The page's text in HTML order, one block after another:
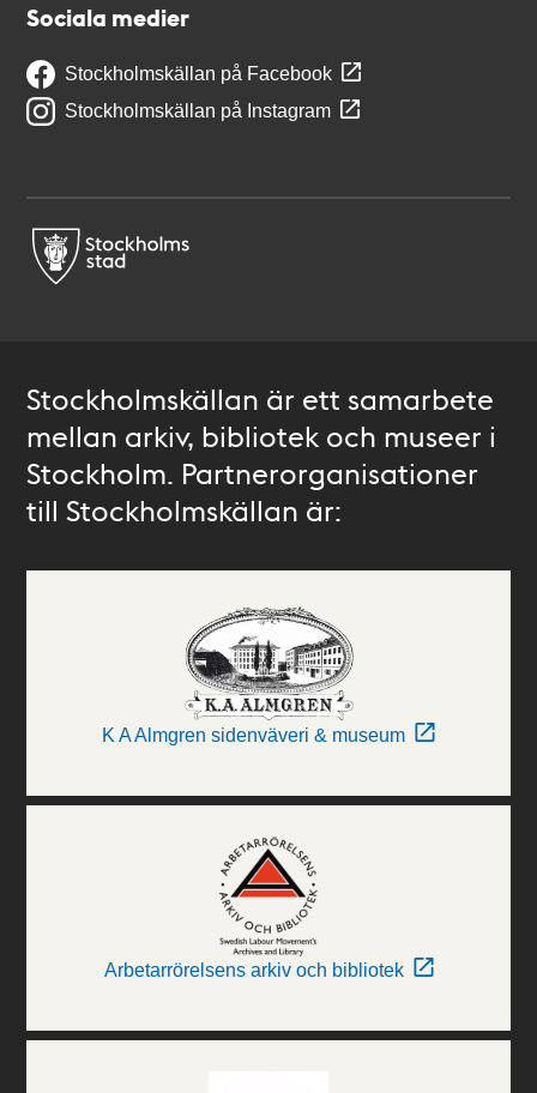
Sociala medier
Stockholmskällan på Facebook
Stockholmskällan på Instagram
Stockholmskällan är ett samarbete
mellan arkiv, bibliotek och museer i
Stockholm. Partnerorganisationer
till Stockholmskällan är:
K A Almgren sidenväveri & museum
Arbetarrörelsens arkiv och bibliotek